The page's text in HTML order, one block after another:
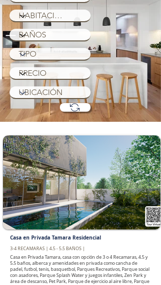
Casa en Privada Tamara Residencial
3-4 RECAMARAS | 4.5 - 5.5 BAÑOS |
Casa en Privada Tamara, casa con opción de 3 o 4 Recamaras, 4.5 y
5.5 baños, alberca y amenidades en privada como cancha de
padel, futbol, tenis, basquetbol, Parques Recreativos, Parque social
con asadores, Parque Splash Water y juegos infantiles, Zen Park y
área de descanso, Pet Park, Parque de ejercicio al aire libre, Parque